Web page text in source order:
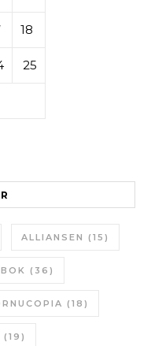
18
25
ALLIANSEN (15)
BOK (36)
(18)
(19)